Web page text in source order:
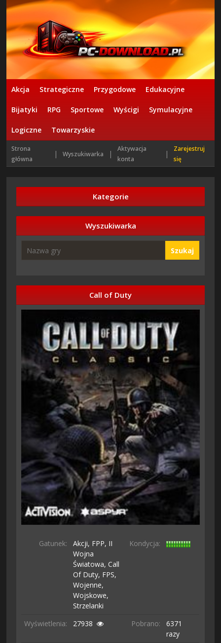
Akcja Strategiczne Przygodowe Edukacyjne
Bijatyki RPG Sportowe Wyścigi Symulacyjne
Logiczne Towarzyskie
Strona
główna
| Wyszukiwarka |
Aktywacja
konta
|
Zarejestruj
się
Kategorie
Wyszukiwarka
Szukaj
Call of Duty
Gatunek: Akcji, FPP, II
Wojna
Światowa,Call
Of Duty, FPS,
Wojenne,
Wojskowe,
Strzelanki
Kondycja:
Wyświetlenia: 27938 Pobrano:
6371
razy